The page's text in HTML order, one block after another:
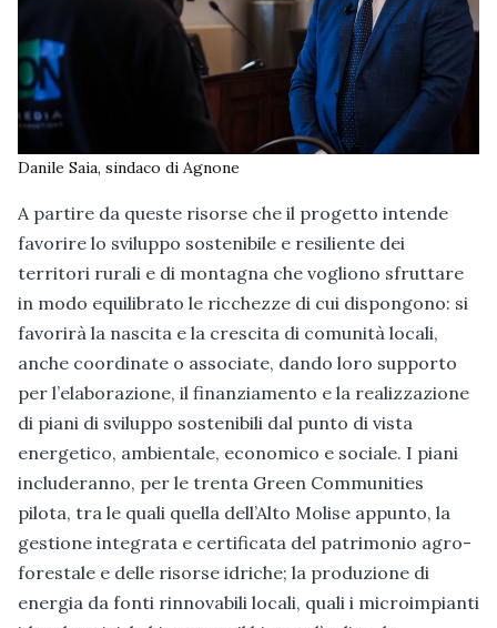
Danile Saia, sindaco di Agnone
A partire da queste risorse che il progetto intende
favorire lo sviluppo sostenibile e resiliente dei
territori rurali e di montagna che vogliono sfruttare
in modo equilibrato le ricchezze di cui dispongono: si
favorirà la nascita e la crescita di comunità locali,
anche coordinate o associate, dando loro supporto
per l’elaborazione, il finanziamento e la realizzazione
di piani di sviluppo sostenibili dal punto di vista
energetico, ambientale, economico e sociale. I piani
includeranno, per le trenta Green Communities
pilota, tra le quali quella dell’Alto Molise appunto, la
gestione integrata e certificata del patrimonio agro-
forestale e delle risorse idriche; la produzione di
energia da fonti rinnovabili locali, quali i microimpianti